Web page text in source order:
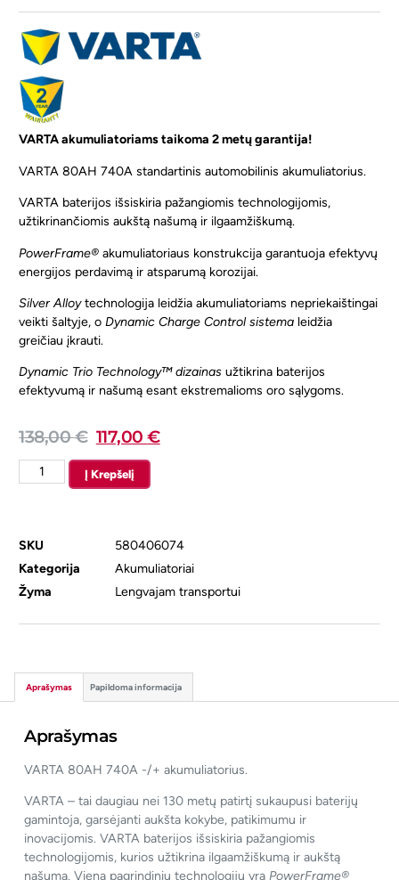
VARTA akumuliatoriams taikoma 2 metų garantija!
VARTA 80AH 740A standartinis automobilinis akumuliatorius.
VARTA baterijos išsiskiria pažangiomis technologijomis,
užtikrinančiomis aukštą našumą ir ilgaamžiškumą.
PowerFrame® akumuliatoriaus konstrukcija garantuoja efektyvų
energijos perdavimą ir atsparumą korozijai.
Silver Alloytechnologija leidžia akumuliatoriams nepriekaištingai
veikti šaltyje, oDynamic Charge Control sistema leidžia
greičiau įkrauti.
Dynamic Trio Technology™ dizainas užtikrina baterijos
efektyvumą ir našumą esant ekstremalioms oro sąlygoms.
138,00€ 117,00€
Į Krepšelį
SKU
580406074
Kategorija
Akumuliatoriai
Žyma
Lengvajam transportui
Aprašymas Papildoma informacija
Aprašymas
VARTA 80AH 740A -/+ akumuliatorius.
VARTA – tai daugiau nei 130 metų patirtį sukaupusi baterijų
gamintoja, garsėjanti aukšta kokybe, patikimumu ir
inovacijomis. VARTA baterijos išsiskiria pažangiomis
technologijomis, kurios užtikrina ilgaamžiškumą ir aukštą
našumą. Viena pagrindinių technologijų yraPowerFrame®